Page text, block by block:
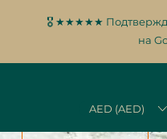
🎖️ ★★★★★
на
AED (AED)